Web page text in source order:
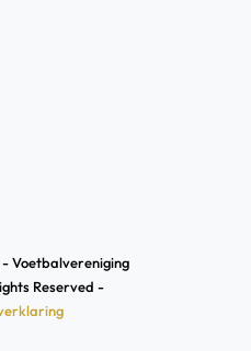
Voetbalvereniging
Reserved -